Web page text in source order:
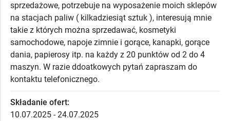
sprzedażowe, potrzebuje na wyposażenie moich sklepów
na stacjach paliw ( kilkadziesiąt sztuk ), interesują mnie
takie z których można sprzedawać, kosmetyki
samochodowe, napoje zimnie i gorące, kanapki, gorące
dania, papierosy itp. na każdy z 20 punktów od 2 do 4
maszyn. W razie ddoatkowych pytań zapraszam do
kontaktu telefonicznego.
Składanie ofert:
10.07.2025 - 24.07.2025